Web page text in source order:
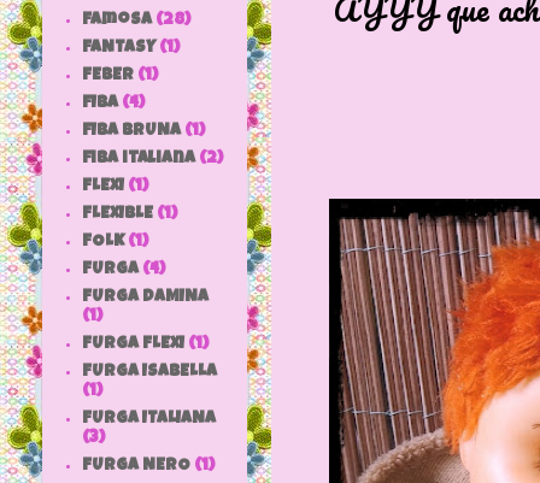
Famosa (28)
FANTASY (1)
FEBER (1)
FIBA (4)
FIBA BRUNA (1)
fiba italiana (2)
FLEXI (1)
FLEXIBLE (1)
FOLK (1)
FURGA (4)
FURGA DAMINA
(1)
FURGA FLEXI (1)
FURGA ISABELLA
(1)
FURGA ITALIANA
(3)
FURGA NERO (1)